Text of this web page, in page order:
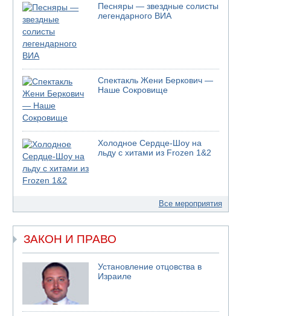
Песняры — звездные солисты
легендарного ВИА
Спектакль Жени Беркович —
Наше Сокровище
Холодное Сердце-Шоу на
льду с хитами из Frozen 1&2
Все мероприятия
ЗАКОН И ПРАВО
Установление отцовства в
Израиле